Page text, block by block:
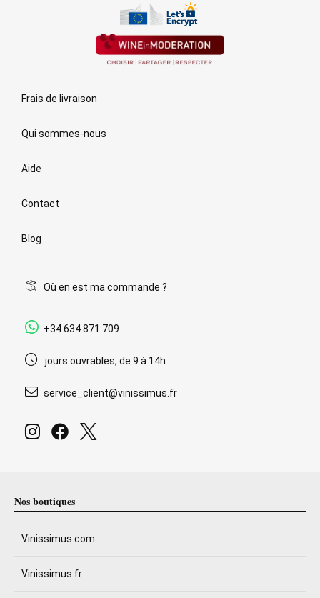
Frais de livraison
Qui sommes-nous
Aide
Contact
Blog
Où en est ma commande ?
+34 634 871 709
jours ouvrables, de 9 à 14h
service_client@vinissimus.fr
Nos boutiques
Vinissimus.com
Vinissimus.fr